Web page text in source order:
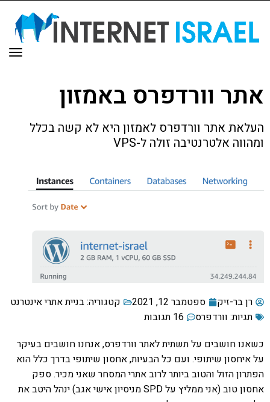
אתר וורדפרס באמזון
העלאת אתר וורדפרס לאמזון היא לא קשה בכלל
ומהווה אלטרנטיבה זולה ל-VPS
רן בר-זיק ספטמבר 12, 2021 קטגוריה:בניית אתרי אינטרנט
תגיות: וורדפרס
16 תגובות
כשאנו חושבים על תשתית לאתר וורדפרס, אנחנו חושבים בעיקר
על איחסון שיתופי. ועם כל הבעיות, אחסון שיתופי בדרך כלל הוא
הפתרון הזול והטוב ביותר לרוב אתרי המסחר שאני מכיר. ספק
אחסון טוב (אני ממליץ על SPD מניסיון אישי אגב) ינהל היטב את